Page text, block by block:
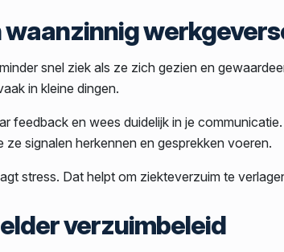
waanzinnig
snel ziek als ze zich gezien en
in kleine dingen.
feedback en wees duidelijk in je
signalen herkennen en gesprekken voeren.
stress. Dat helpt om ziekteverzuim te
verzuimbeleid